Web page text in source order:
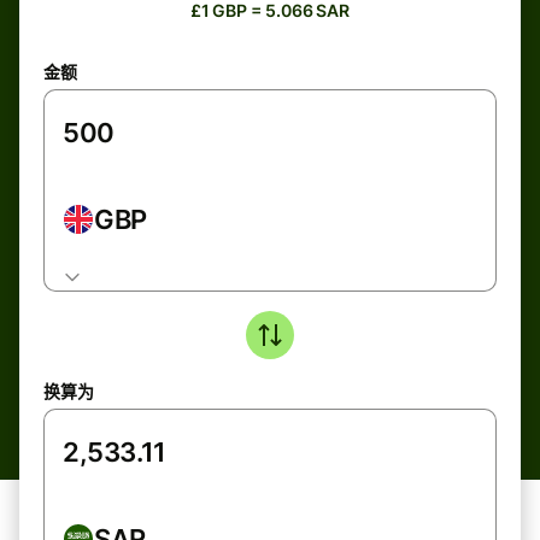
£1 GBP = 5.066 SAR
金额
GBP
换算为